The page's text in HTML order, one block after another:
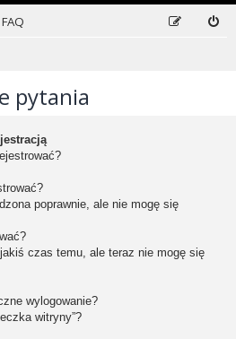
FAQ
pytania
poprawnie, ale nie mogę się
czas temu, ale teraz nie mogę się
wylogowanie?
witryny”?